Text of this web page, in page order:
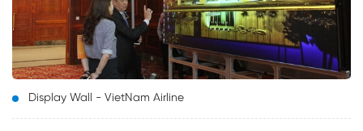
Display Wall - VietNam Airline